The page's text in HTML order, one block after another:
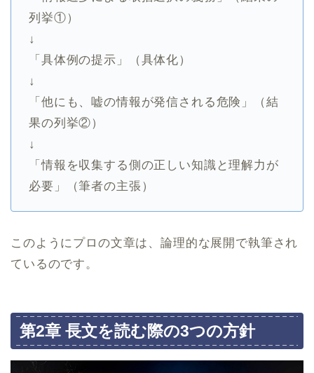
列挙①）
↓
「具体例の提示」（具体化）
↓
「他にも、嘘の情報が発信される危険」（結
果の列挙②）
↓
「情報を収集する側の正しい知識と理解力が
必要」（筆者の主張）
このようにプロの文章は、論理的な展開で執筆され
ているのです。
第2章 長文を読む際の3つの方針